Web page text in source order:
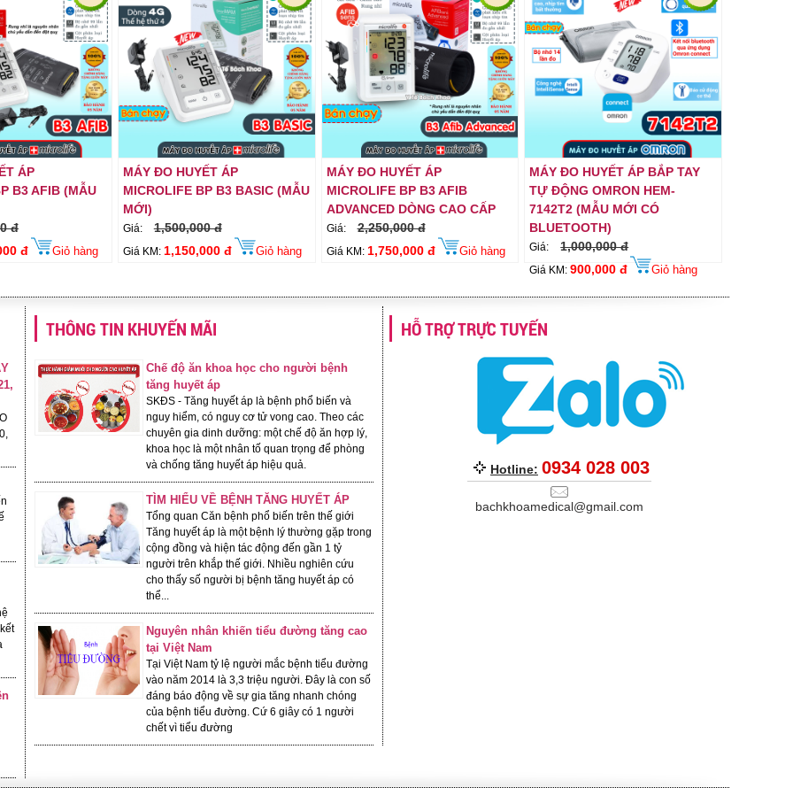
ÁP
B3 AFIB (MẪU
đ
đ Giỏ hàng
MÁY ĐO HUYẾT ÁP
MICROLIFE BP B3 BASIC (MẪU
MỚI)
Giá: 1,500,000 đ
Giá KM: 1,150,000 đ Giỏ hàng
MÁY ĐO HUYẾT ÁP
MICROLIFE BP B3 AFIB
ADVANCED DÒNG CAO CẤP
Giá: 2,250,000 đ
Giá KM: 1,750,000 đ Giỏ hàng
MÁY ĐO HUYẾT ÁP BẮP TAY
TỰ ĐỘNG OMRON HEM-
7142T2 (MẪU MỚI CÓ
BLUETOOTH)
Giá: 1,000,000 đ
Giá KM:900,000 đ Giỏ hàng
THÔNG TIN KHUYẾN MÃI
Chế độ ăn khoa học cho người bệnh
tăng huyết áp
SKĐS - Tăng huyết áp là bệnh phổ biến và
nguy hiểm, có nguy cơ tử vong cao. Theo các
chuyên gia dinh dưỡng: một chế độ ăn hợp lý,
khoa học là một nhân tố quan trọng để phòng
và chống tăng huyết áp hiệu quả.
TÌM HIỂU VỀ BỆNH TĂNG HUYẾT ÁP
Tổng quan Căn bệnh phổ biến trên thế giới
Tăng huyết áp là một bệnh lý thường gặp trong
cộng đồng và hiện tác động đến gần 1 tỷ
người trên khắp thế giới. Nhiều nghiên cứu
cho thấy số người bị bệnh tăng huyết áp có
thể...
Nguyên nhân khiến tiểu đường tăng cao
tại Việt Nam
Tại Việt Nam tỷ lệ người mắc bệnh tiểu đường
vào năm 2014 là 3,3 triệu người. Đây là con số
đáng báo động về sự gia tăng nhanh chóng
của bệnh tiểu đường. Cứ 6 giây có 1 người
chết vì tiểu đường
HỖ TRỢ TRỰC TUYẾN
Hotline: 0934 028 003
bachkhoamedical@gmail.com